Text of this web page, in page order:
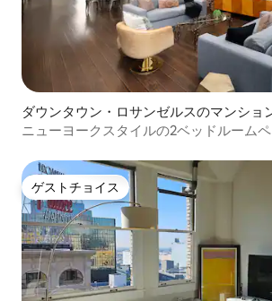
ダウンタウン・ロサンゼルスのマンショ
ート
ニューヨークスタイルの2ベッドルームペ
ゲストチョイス
ゲストチョイス